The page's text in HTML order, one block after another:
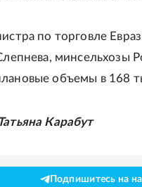
по торговле
минсельхозы
объемы в 168
Карабут
Подпишитесь на